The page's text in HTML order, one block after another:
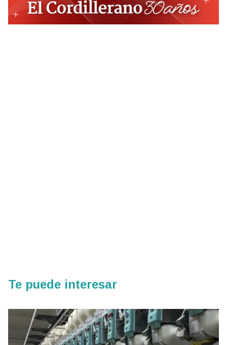
Te puede interesar